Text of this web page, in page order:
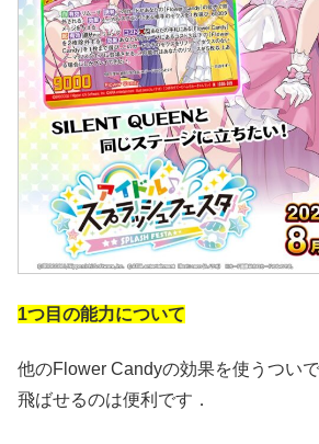
1つ目の能力について
他のFlower Candyの効果を使うつい
飛ばせるのは便利です．